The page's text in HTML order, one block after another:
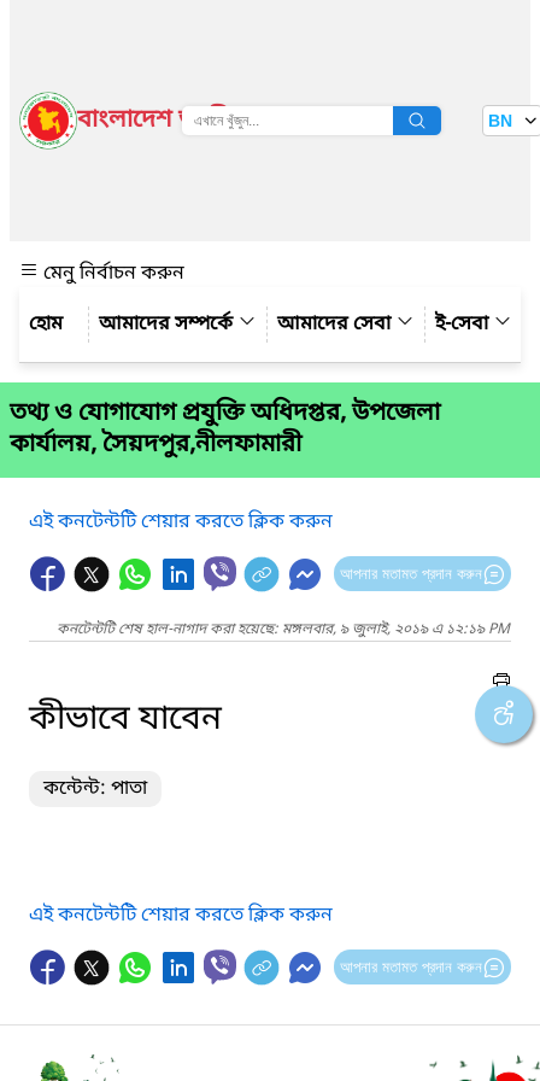
বাংলাদেশ জাতীয় তথ্য বাতায়ন BN
মেনু নির্বাচন করুন
আমাদের সম্পর্কে
আমাদের সেবা ই-সেবা
তথ্য ও যোগাযোগ প্রযুক্তি অধিদপ্তর, উপজেলা
কার্যালয়, সৈয়দপুর,নীলফামারী
এই কনটেন্টটি শেয়ার করতে ক্লিক করুন
আপনার মতামত প্রদান করুন
কনটেন্টটি শেষ হাল-নাগাদ করা হয়েছে: মঙ্গলবার, ৯ জুলাই, ২০১৯ এ ১২:১৯ PM
কীভাবে যাবেন
কন্টেন্ট: পাতা
এই কনটেন্টটি শেয়ার করতে ক্লিক করুন
আপনার মতামত প্রদান করুন